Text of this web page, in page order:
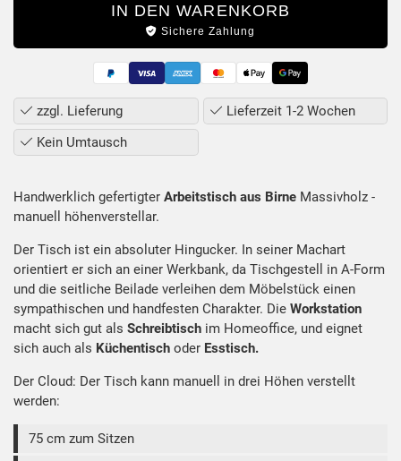
IN DEN WARENKORB
Sichere Zahlung
zzgl. Lieferung
Lieferzeit 1-2 Wochen
Kein Umtausch
Handwerklich gefertigter Arbeitstisch aus Birne Massivholz -
manuell höhenverstellar.
Der Tisch ist ein absoluter Hingucker. In seiner Machart
orientiert er sich an einer Werkbank, da Tischgestell in A-Form
und die seitliche Beilade verleihen dem Möbelstück einen
sympathischen und handfesten Charakter. Die Workstation
macht sich gut als Schreibtisch im Homeoffice, und eignet
sich auch als Küchentisch oder Esstisch.
Der Cloud: Der Tisch kann manuell in drei Höhen verstellt
werden:
75 cm zum Sitzen